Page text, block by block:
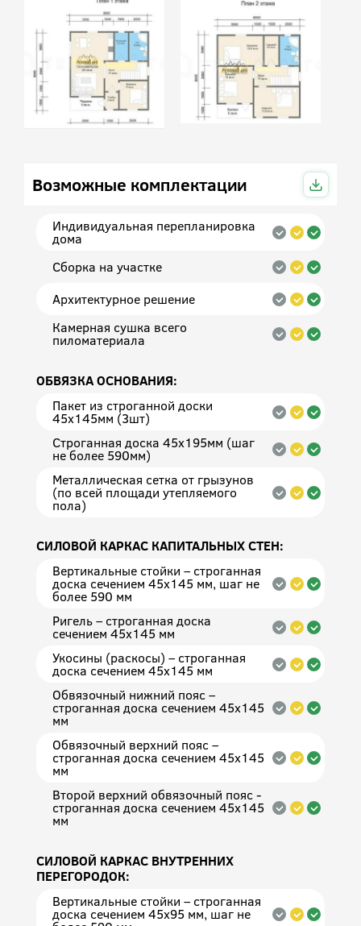
Возможные комплектации
Индивидуальная перепланировка
дома
Сборка на участке
Архитектурное решение
Камерная сушка всего
пиломатериала
ОБВЯЗКА ОСНОВАНИЯ:
Пакет из строганной доски
45х145мм (3шт)
Строганная доска 45х195мм (шаг
не более 590мм)
Металлическая сетка от грызунов
(по всей площади утепляемого
пола)
СИЛОВОЙ КАРКАС КАПИТАЛЬНЫХ СТЕН:
Вертикальные стойки – строганная
доска сечением 45x145 мм, шаг не
более 590 мм
Ригель – строганная доска
сечением 45x145 мм
Укосины (раскосы) – строганная
доска сечением 45x145 мм
Обвязочный нижний пояс –
строганная доска сечением 45x145
мм
Обвязочный верхний пояс –
строганная доска сечением 45x145
мм
Второй верхний обвязочный пояс -
строганная доска сечением 45x145
мм
СИЛОВОЙ КАРКАС ВНУТРЕННИХ
ПЕРЕГОРОДОК:
Вертикальные стойки – строганная
доска сечением 45x95 мм, шаг не